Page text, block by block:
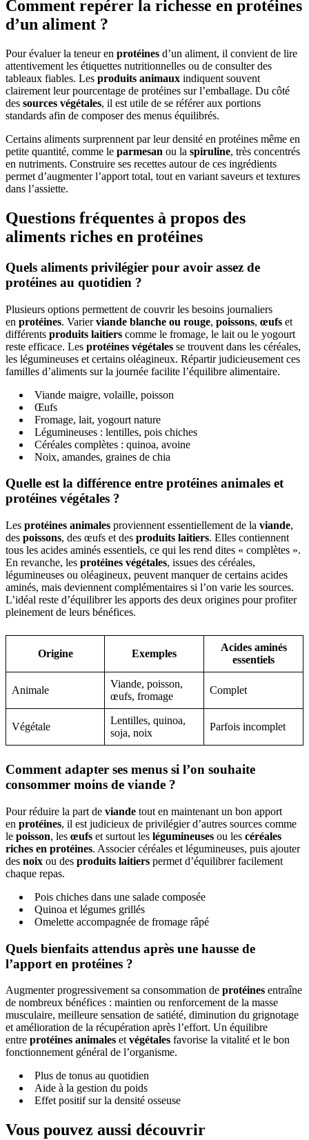
Comment repérer la richesse en protéines
d’un aliment ?
Pour évaluer la teneur en protéines d’un aliment, il convient de lire
attentivement les étiquettes nutritionnelles ou de consulter des
tableaux fiables. Les produits animaux indiquent souvent
clairement leur pourcentage de protéines sur l’emballage. Du côté
des sources végétales, il est utile de se référer aux portions
standards afin de composer des menus équilibrés.
Certains aliments surprennent par leur densité en protéines même en
petite quantité, comme le parmesan ou la spiruline, très concentrés
en nutriments. Construire ses recettes autour de ces ingrédients
permet d’augmenter l’apport total, tout en variant saveurs et textures
dans l’assiette.
Questions fréquentes à propos des
aliments riches en protéines
Quels aliments privilégier pour avoir assez de
protéines au quotidien ?
Plusieurs options permettent de couvrir les besoins journaliers
en protéines. Varierviande blanche ou rouge, poissons, œufs et
différents produits laitiers comme le fromage, le lait ou le yogourt
reste efficace. Les protéines végétales se trouvent dans les céréales,
les légumineuses et certains oléagineux. Répartir judicieusement ces
familles d’aliments sur la journée facilite l’équilibre alimentaire.
Viande maigre, volaille, poisson
Œufs
Fromage, lait, yogourt nature
Légumineuses : lentilles, pois chiches
Céréales complètes : quinoa, avoine
Noix, amandes, graines de chia
Quelle est la différence entre protéines animales et
protéines végétales ?
Les protéines animales proviennent essentiellement de la viande,
des poissons, des œufs et des produits laitiers. Elles contiennent
tous les acides aminés essentiels, ce qui les rend dites « complètes ».
En revanche, les protéines végétales, issues des céréales,
légumineuses ou oléagineux, peuvent manquer de certains acides
aminés, mais deviennent complémentaires si l’on varie les sources.
L’idéal reste d’équilibrer les apports des deux origines pour profiter
pleinement de leurs bénéfices.
Origine Exemples
Acides aminés
essentiels
Animale
Viande, poisson,
œufs, fromage
Complet
Végétale
Lentilles, quinoa,
soja, noix
Parfois incomplet
Comment adapter ses menus si l’on souhaite
consommer moins de viande ?
Pour réduire la part de viande tout en maintenant un bon apport
en protéines, il est judicieux de privilégier d’autres sources comme
le poisson, les œufs et surtout les légumineuses ou les céréales
riches en protéines. Associer céréales et légumineuses, puis ajouter
des noix ou des produits laitiers permet d’équilibrer facilement
chaque repas.
Pois chiches dans une salade composée
Quinoa et légumes grillés
Omelette accompagnée de fromage râpé
Quels bienfaits attendus après une hausse de
l’apport en protéines ?
Augmenter progressivement sa consommation de protéines entraîne
de nombreux bénéfices : maintien ou renforcement de la masse
musculaire, meilleure sensation de satiété, diminution du grignotage
et amélioration de la récupération après l’effort. Un équilibre
entre protéines animales et végétales favorise la vitalité et le bon
fonctionnement général de l’organisme.
Plus de tonus au quotidien
Aide à la gestion du poids
Effet positif sur la densité osseuse
Vous pouvez aussi découvrir